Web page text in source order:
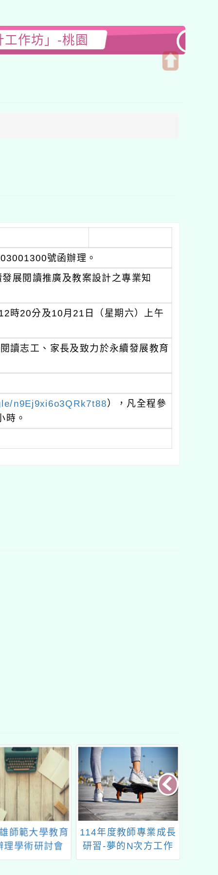
作坊」-桃園
號函辦理。
展閱讀推廣及教案設計之專業知
時20分及10月21日（星期六）上午
讀志工、家長及致力於永續發展教育
n9Ej9xi6o3QRk7t88），凡全程參
時。
年度教師專業成長
習-夢的N次方工作
坊
「2025年第六屆臺灣
科學節」